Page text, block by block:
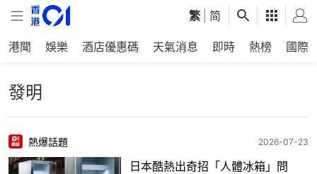
繁 简
港聞 娛樂 酒店優惠碼 天氣消息 即時 熱榜 國際
發明
熱爆話題 2026-07-23
日本酷熱出奇招「人體冰箱」問